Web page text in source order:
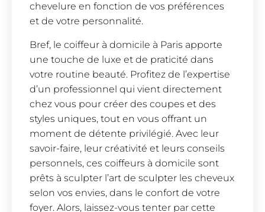
chevelure en fonction de vos préférences
et de votre personnalité.
Bref, le coiffeur à domicile à Paris apporte
une touche de luxe et de praticité dans
votre routine beauté. Profitez de l’expertise
d’un professionnel qui vient directement
chez vous pour créer des coupes et des
styles uniques, tout en vous offrant un
moment de détente privilégié. Avec leur
savoir-faire, leur créativité et leurs conseils
personnels, ces coiffeurs à domicile sont
prêts à sculpter l’art de sculpter les cheveux
selon vos envies, dans le confort de votre
foyer. Alors, laissez-vous tenter par cette